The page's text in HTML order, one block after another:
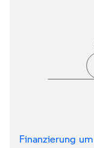
Finanzierung